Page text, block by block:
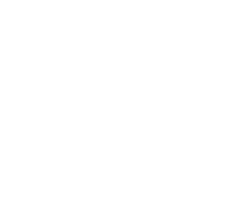
дизайн
интерьера